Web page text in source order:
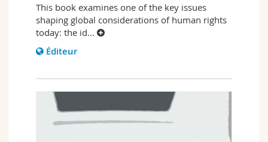
This book examines one of the key issues
shaping global considerations of human rights
today: the id...
Éditeur